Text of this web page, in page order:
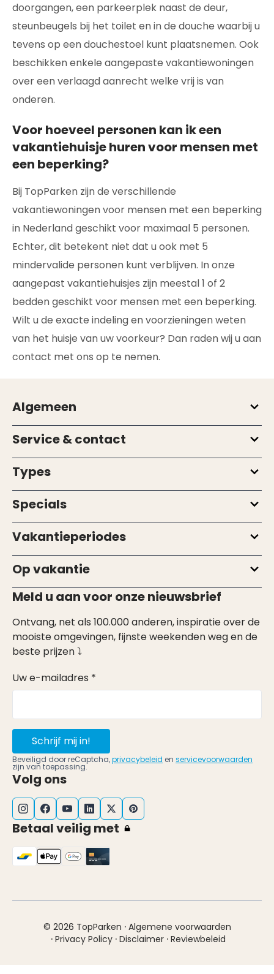
doorgangen, een parkeerplek naast de deur,
steunbeugels bij het toilet en in de douche waarbij u
tevens op een douchestoel kunt plaatsnemen. Ook
beschikken enkele aangepaste vakantiewoningen
over een verlaagd aanrecht welke vrij is van
onderen.
Voor hoeveel personen kan ik een
vakantiehuisje huren voor mensen met
een beperking?
Bij TopParken zijn de verschillende
vakantiewoningen voor mensen met een beperking
in Nederland geschikt voor maximaal 5 personen.
Echter, dit betekent niet dat u ook met 5
mindervalide personen kunt verblijven. In onze
aangepast vakantiehuisjes zijn meestal 1 of 2
bedden geschikt voor mensen met een beperking.
Wilt u de exacte indeling en voorzieningen weten
van het huisje van uw voorkeur? Dan raden wij u aan
contact met ons op te nemen.
Algemeen
Service & contact
Types
Specials
Vakantieperiodes
Op vakantie
Meld u aan voor onze nieuwsbrief
Ontvang, net als 100.000 anderen, inspiratie over de
mooiste omgevingen, fijnste weekenden weg en de
beste prijzen ⤵
Uw e-mailadres *
Schrijf mij in!
Beveiligd door reCaptcha,privacybeleid en servicevoorwaarden
zijn van toepassing.
Volg ons
Betaal veilig met
© 2026 TopParken · Algemene voorwaarden
· Privacy Policy · Disclaimer · Reviewbeleid